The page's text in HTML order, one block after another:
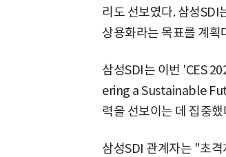
리도 선보였다. 삼성SDI
상용화라는 목표를 계획
삼성SDI는 이번 'CES
ering a Sustainable
력을 선보이는 데 집중했
삼성SDI 관계자는 "초